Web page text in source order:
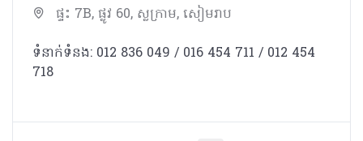
ផ្ទះ 7B, ផ្លូវ 60, ស្លក្រាម, សៀមរាប
ទំនាក់ទំនង: 012 836 049​ / 016 454 711 / 012 454
718